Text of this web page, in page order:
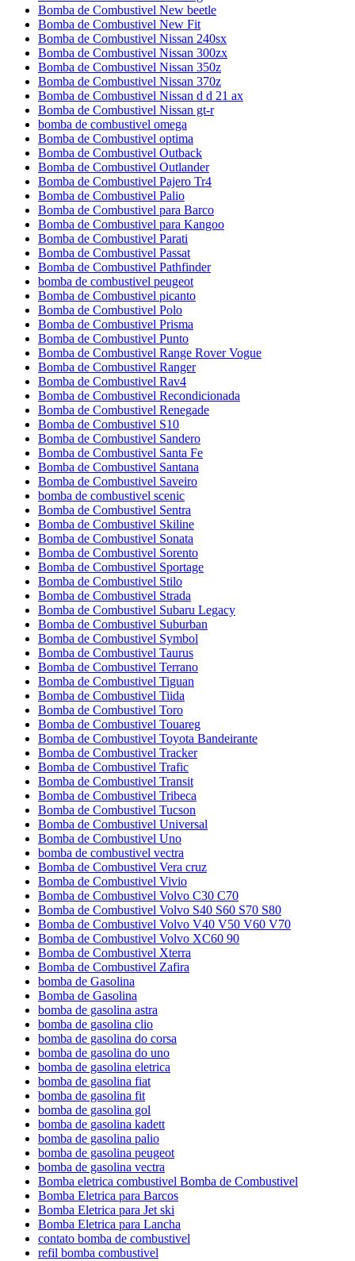
Bomba de Combustivel New beetle
Bomba de Combustivel New Fit
Bomba de Combustivel Nissan 240sx
Bomba de Combustivel Nissan 300zx
Bomba de Combustivel Nissan 350z
Bomba de Combustivel Nissan 370z
Bomba de Combustivel Nissan d d 21 ax
Bomba de Combustivel Nissan gt-r
bomba de combustivel omega
Bomba de Combustivel optima
Bomba de Combustivel Outback
Bomba de Combustivel Outlander
Bomba de Combustivel Pajero Tr4
Bomba de Combustivel Palio
Bomba de Combustivel para Barco
Bomba de Combustivel para Kangoo
Bomba de Combustivel Parati
Bomba de Combustivel Passat
Bomba de Combustivel Pathfinder
bomba de combustivel peugeot
Bomba de Combustivel picanto
Bomba de Combustivel Polo
Bomba de Combustivel Prisma
Bomba de Combustivel Punto
Bomba de Combustivel Range Rover Vogue
Bomba de Combustivel Ranger
Bomba de Combustivel Rav4
Bomba de Combustivel Recondicionada
Bomba de Combustivel Renegade
Bomba de Combustivel S10
Bomba de Combustivel Sandero
Bomba de Combustivel Santa Fe
Bomba de Combustivel Santana
Bomba de Combustivel Saveiro
bomba de combustivel scenic
Bomba de Combustivel Sentra
Bomba de Combustivel Skiline
Bomba de Combustivel Sonata
Bomba de Combustivel Sorento
Bomba de Combustivel Sportage
Bomba de Combustivel Stilo
Bomba de Combustivel Strada
Bomba de Combustivel Subaru Legacy
Bomba de Combustivel Suburban
Bomba de Combustivel Symbol
Bomba de Combustivel Taurus
Bomba de Combustivel Terrano
Bomba de Combustivel Tiguan
Bomba de Combustivel Tiida
Bomba de Combustivel Toro
Bomba de Combustivel Touareg
Bomba de Combustivel Toyota Bandeirante
Bomba de Combustivel Tracker
Bomba de Combustivel Trafic
Bomba de Combustivel Transit
Bomba de Combustivel Tribeca
Bomba de Combustivel Tucson
Bomba de Combustivel Universal
Bomba de Combustivel Uno
bomba de combustivel vectra
Bomba de Combustivel Vera cruz
Bomba de Combustivel Vivio
Bomba de Combustivel Volvo C30 C70
Bomba de Combustivel Volvo S40 S60 S70 S80
Bomba de Combustivel Volvo V40 V50 V60 V70
Bomba de Combustivel Volvo XC60 90
Bomba de Combustivel Xterra
Bomba de Combustivel Zafira
bomba de Gasolina
Bomba de Gasolina
bomba de gasolina astra
bomba de gasolina clio
bomba de gasolina do corsa
bomba de gasolina do uno
bomba de gasolina eletrica
bomba de gasolina fiat
bomba de gasolina fit
bomba de gasolina gol
bomba de gasolina kadett
bomba de gasolina palio
bomba de gasolina peugeot
bomba de gasolina vectra
Bomba eletrica combustivel Bomba de Combustivel
Bomba Eletrica para Barcos
Bomba Eletrica para Jet ski
Bomba Eletrica para Lancha
contato bomba de combustivel
refil bomba combustivel